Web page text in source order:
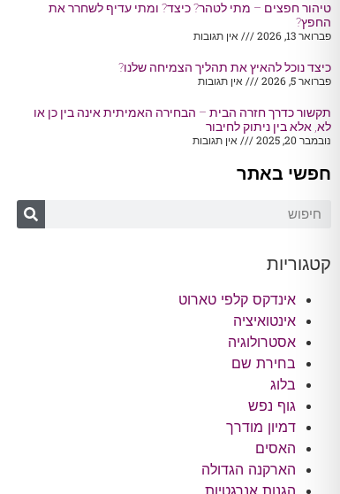
טיהור חפצים – מתי לטהר? כיצד? ומתי עדיף לשחרר את
החפץ?
פברואר 13, 2026
אין תגובות
כיצד נוכל להאיץ את תהליך הצמיחה שלנו?
פברואר 5, 2026
אין תגובות
תקשור כדרך חזרה הבית – הבחירה האמיתית אינה בין כן או
לא, אלא בין ניתוק לחיבור
נובמבר 20, 2025
אין תגובות
חפשי באתר
קטגוריות
אינדקס קלפי טארוט
אינטואיציה
אסטרולוגיה
בחירת שם
בלוג
גוף נפש
דמיון מודרך
האסים
הארקנה הגדולה